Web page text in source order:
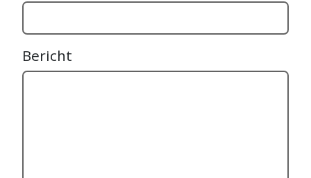
Bericht